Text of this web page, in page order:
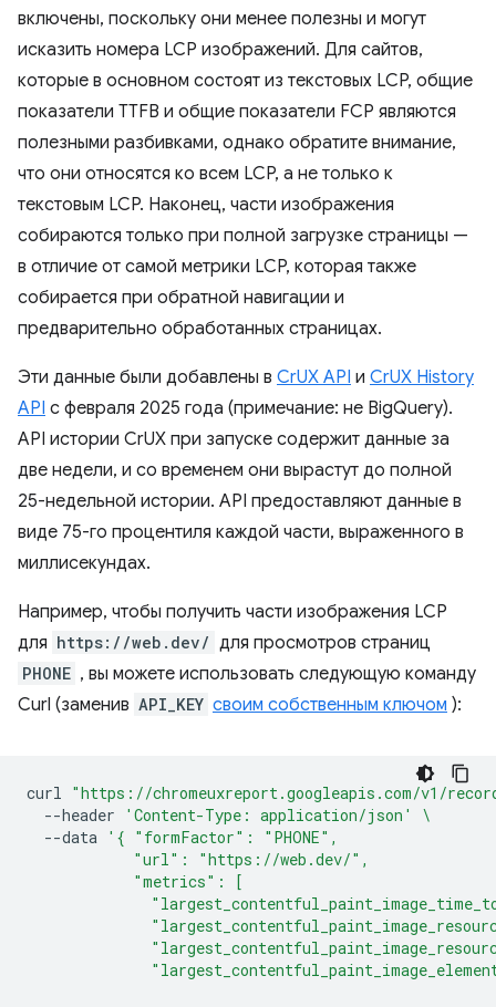
включены, поскольку они менее полезны и могут
исказить номера LCP изображений. Для сайтов,
которые в основном состоят из текстовых LCP, общие
показатели TTFB и общие показатели FCP являются
полезными разбивками, однако обратите внимание,
что они относятся ко всем LCP, а не только к
текстовым LCP. Наконец, части изображения
собираются только при полной загрузке страницы —
в отличие от самой метрики LCP, которая также
собирается при обратной навигации и
предварительно обработанных страницах.
Эти данные были добавлены в CrUX API и CrUX History
API с февраля 2025 года (примечание: не BigQuery).
API истории CrUX при запуске содержит данные за
две недели, и со временем они вырастут до полной
25-недельной истории. API предоставляют данные в
виде 75-го процентиля каждой части, выраженного в
миллисекундах.
Например, чтобы получить части изображения LCP
для https://web.dev/ для просмотров страниц
PHONE , вы можете использовать следующую команду
Curl (заменив API_KEY своим собственным ключом ):
curl "https://chromeuxreport.googleapis.com/v1/
--header
'Content-Type: application/json'
\
--data '{ "formFactor": "PHONE",
            "url": "https://web.dev/",
            "metrics": [